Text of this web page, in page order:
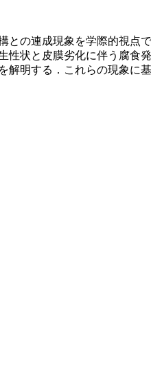
の連成現象を学際的視
状と皮膜劣化に伴う腐
明する．これらの現象